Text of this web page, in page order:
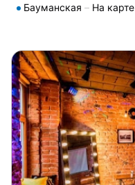
Бауманская На карте